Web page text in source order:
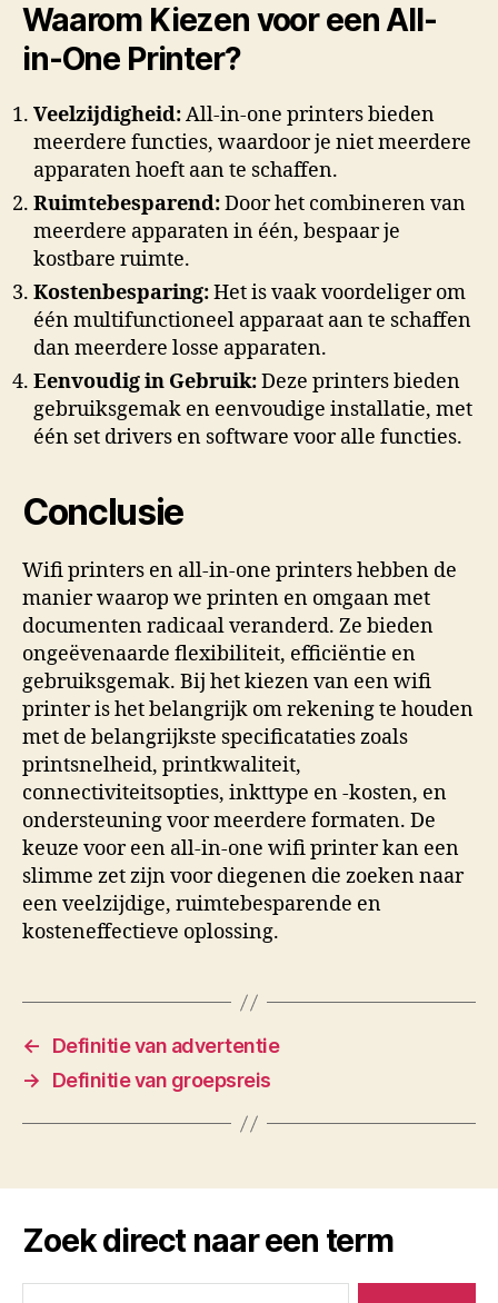
Waarom Kiezen voor een All-
in-One Printer?
Veelzijdigheid:All-in-one printers bieden
meerdere functies, waardoor je niet meerdere
apparaten hoeft aan te schaffen.
Ruimtebesparend:Door het combineren van
meerdere apparaten in één, bespaar je
kostbare ruimte.
Kostenbesparing:Het is vaak voordeliger om
één multifunctioneel apparaat aan te schaffen
dan meerdere losse apparaten.
Eenvoudig in Gebruik:Deze printers bieden
gebruiksgemak en eenvoudige installatie, met
één set drivers en software voor alle functies.
Conclusie
Wifi printers en all-in-one printers hebben de
manier waarop we printen en omgaan met
documenten radicaal veranderd. Ze bieden
ongeëvenaarde flexibiliteit, efficiëntie en
gebruiksgemak. Bij het kiezen van een wifi
printer is het belangrijk om rekening te houden
met de belangrijkste specificataties zoals
printsnelheid, printkwaliteit,
connectiviteitsopties, inkttype en -kosten, en
ondersteuning voor meerdere formaten. De
keuze voor een all-in-one wifi printer kan een
slimme zet zijn voor diegenen die zoeken naar
een veelzijdige, ruimtebesparende en
kosteneffectieve oplossing.
←
Definitie van advertentie
→
Definitie van groepsreis
Zoek direct naar een term